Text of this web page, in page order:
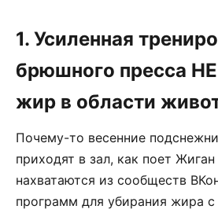
1. Усиленная
брюшного пресса
жир в области
Почему-то весенние
приходят в зал, как поет Жиган
нахватаются из сообществ
программ для убирания жира